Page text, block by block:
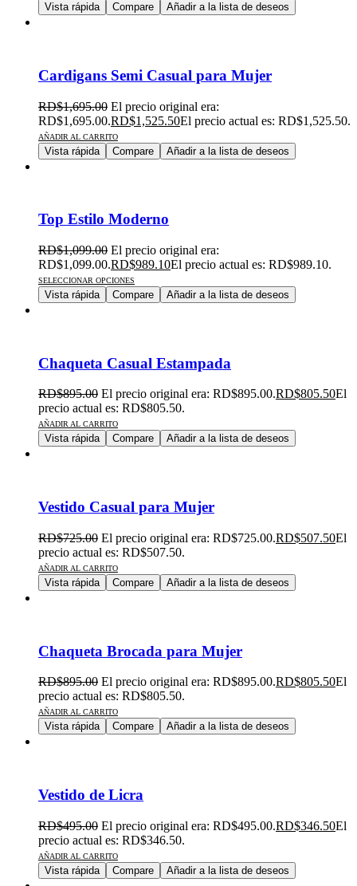
Vista rápida Compare Añadir a la lista de deseos
Cardigans Semi Casual para Mujer
RD$1,695.00 El precio original era:
RD$1,695.00.RD$1,525.50El precio actual es: RD$1,525.50.
AÑADIR AL CARRITO
Vista rápida Compare Añadir a la lista de deseos
Top Estilo Moderno
RD$1,099.00 El precio original era:
RD$1,099.00.RD$989.10El precio actual es: RD$989.10.
SELECCIONAR OPCIONES
Vista rápida Compare Añadir a la lista de deseos
Chaqueta Casual Estampada
RD$895.00 El precio original era: RD$895.00.RD$805.50El
precio actual es: RD$805.50.
AÑADIR AL CARRITO
Vista rápida Compare Añadir a la lista de deseos
Vestido Casual para Mujer
RD$725.00 El precio original era: RD$725.00.RD$507.50El
precio actual es: RD$507.50.
AÑADIR AL CARRITO
Vista rápida Compare Añadir a la lista de deseos
Chaqueta Brocada para Mujer
RD$895.00 El precio original era: RD$895.00.RD$805.50El
precio actual es: RD$805.50.
AÑADIR AL CARRITO
Vista rápida Compare Añadir a la lista de deseos
Vestido de Licra
RD$495.00 El precio original era: RD$495.00.RD$346.50El
precio actual es: RD$346.50.
AÑADIR AL CARRITO
Vista rápida Compare Añadir a la lista de deseos